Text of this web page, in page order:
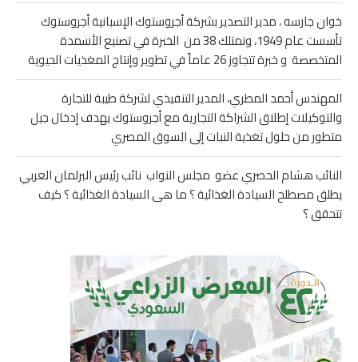
خوان جارسه ، مدير التصدير بشركة أجروستوك الإسبانية أجروستوك
تأسست عام 1949، ونمتلك 38 من الخبرة في تصنيع الأسمدة
المتخصصة و خبرة تتجاوز 26 عاماً في تطوير وإنتاج المغذيات الحيوية
المهندس أحمد المطري، المدير التنفيذي لشركة طيبة للتجارة
والتوكيلات إطلاق الشراكة التجارية مع أجروستوك يهدف إدخال جيل
متطور من حلول تغذية النبات إلى السوق المصري
النائب هشام الحصري عضو مجلس النواب نائب رئيس البرلمان العربي
يطلق مصطلح السيادة الغذائية ؟ ما هى السيادة الغذائية ؟ كيف
تتحقق ؟